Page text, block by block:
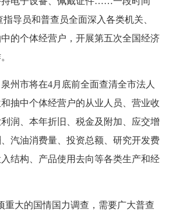
导员和普查员全面深入各类机关、
的个体经营户，开展第五次全国经济
市将在4月底前全面查清全市法人
抽中个体经营户的从业人员、营业收
润、本年折旧、税金及附加、应交增
汽油消费量、投资总额、研究开发费
结构、产品使用去向等各类生产和经
大的国情国力调查，需要广大普查